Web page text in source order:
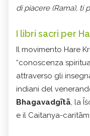
di piacere (Rama), ti
I libri sacri per
Il movimento Hare
“conoscenza
attraverso gli
indiani del
Bhagavadgītā, la
e il Caitanya-